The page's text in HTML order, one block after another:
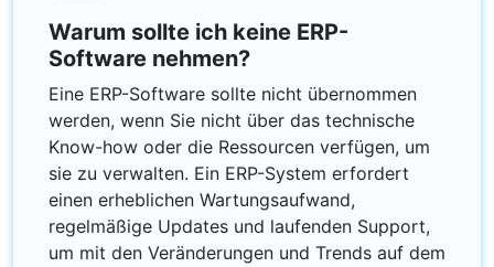
Warum sollte ich keine ERP-
Software nehmen?
Eine ERP-Software sollte nicht übernommen
werden, wenn Sie nicht über das technische
Know-how oder die Ressourcen verfügen, um
sie zu verwalten. Ein ERP-System erfordert
einen erheblichen Wartungsaufwand,
regelmäßige Updates und laufenden Support,
um mit den Veränderungen und Trends auf dem